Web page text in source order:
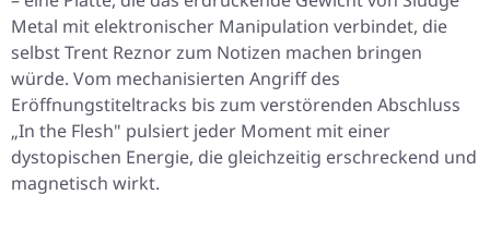
Metal mit elektronischer Manipulation verbindet, die
selbst Trent Reznor zum Notizen machen bringen
würde. Vom mechanisierten Angriff des
Eröffnungstiteltracks bis zum verstörenden Abschluss
„In the Flesh" pulsiert jeder Moment mit einer
dystopischen Energie, die gleichzeitig erschreckend und
magnetisch wirkt.